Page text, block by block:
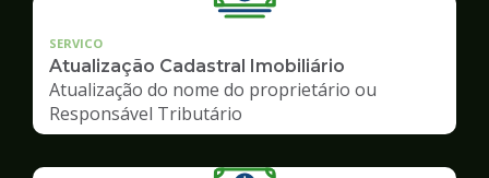
SERVICO
Atualização Cadastral Imobiliário
Atualização do nome do proprietário ou
Responsável Tributário